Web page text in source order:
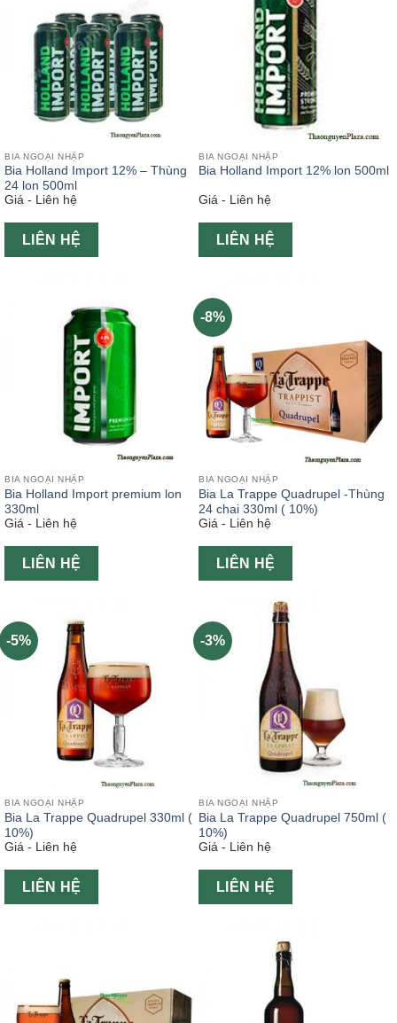
BIA NGOẠI NHẬP
Bia Holland Import 12% – Thùng
24 lon 500ml
Giá - Liên hệ
LIÊN HỆ
BIA NGOẠI NHẬP
Bia Holland Import 12% lon 500ml
Giá - Liên hệ
LIÊN HỆ
BIA NGOẠI NHẬP
Bia Holland Import premium lon
330ml
Giá - Liên hệ
LIÊN HỆ
-8%
BIA NGOẠI NHẬP
Bia La Trappe Quadrupel -Thùng
24 chai 330ml ( 10%)
Giá - Liên hệ
LIÊN HỆ
-5%
BIA NGOẠI NHẬP
Bia La Trappe Quadrupel 330ml (
10%)
Giá - Liên hệ
LIÊN HỆ
-3%
BIA NGOẠI NHẬP
Bia La Trappe Quadrupel 750ml (
10%)
Giá - Liên hệ
LIÊN HỆ